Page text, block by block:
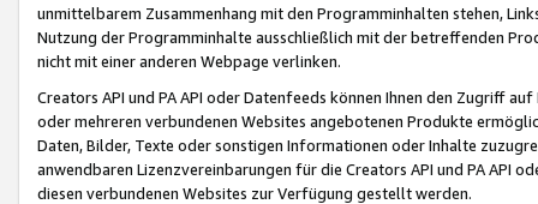
unmittelbarem Zusammenhang mit den Programminhalten stehen,
Nutzung der Programminhalte ausschließlich mit der betreffenden
nicht mit einer anderen Webpage verlinken.
Creators API und PA API oder Datenfeeds können Ihnen den Zugriff
oder mehreren verbundenen Websites angebotenen Produkte
Daten, Bilder, Texte oder sonstigen Informationen oder Inhalte
anwendbaren Lizenzvereinbarungen für die Creators API und PA API
diesen verbundenen Websites zur Verfügung gestellt werden.